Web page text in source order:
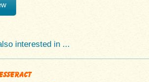
interested in ...